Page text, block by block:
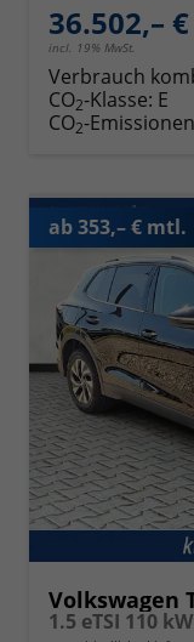
36.502,– €
incl. 19% MwSt.
Verbrauch
CO2-Klasse: E
CO2-
ab 353,– € mtl.
Volkswagen